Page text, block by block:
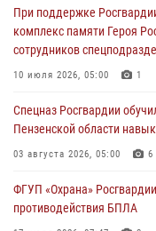
04 августа 2026, 06:08
Росгвардия обеспечила
День ВДВ в Пензе
При поддержке
комплекс памяти Героя
сотрудников
10 июля 2026, 05:00 1
Спецназ Росгвардии
Пензенской области
03 августа 2026, 05:00 6
ФГУП «Охрана»
противодействия БПЛА